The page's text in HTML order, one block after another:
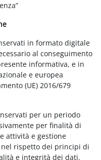
in formato digitale
al conseguimento
informativa, e in
e europea
(UE) 2016/679
per un periodo
per finalità di
attività e gestione
rispetto dei principi di
e integrità dei dati.